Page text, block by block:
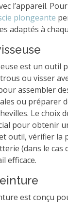
l’appareil.
plongeante
adaptés à
est un outil
ou visser
assembler
ou préparer
Le choix
pour obtenir
outil, vérifier la
(dans le cas
efficace.
est conçu